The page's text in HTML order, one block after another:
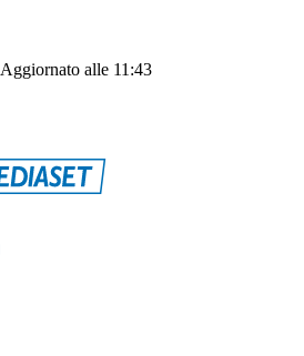
Aggiornato alle 11:43